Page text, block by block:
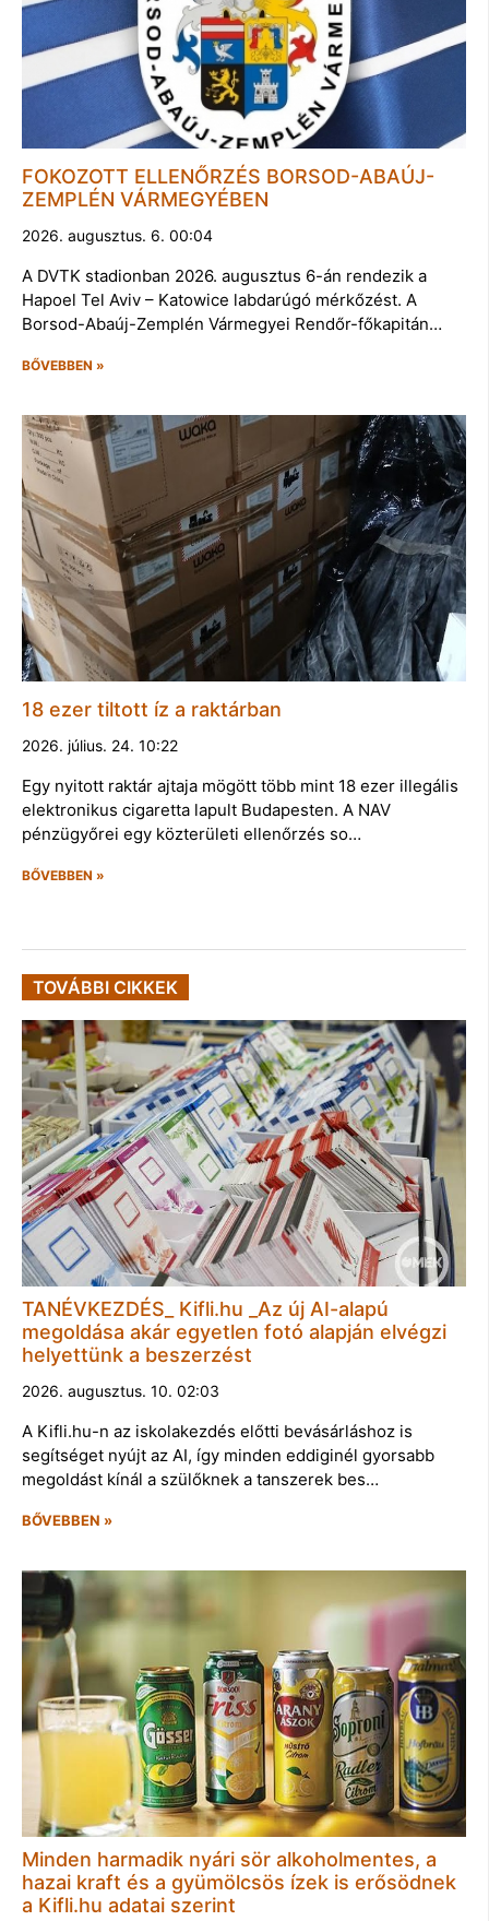
FOKOZOTT ELLENŐRZÉS BORSOD-ABAÚJ-
ZEMPLÉN VÁRMEGYÉBEN
2026. augusztus. 6. 00:04
A DVTK stadionban 2026. augusztus 6-án rendezik a
Hapoel Tel Aviv – Katowice labdarúgó mérkőzést. A
Borsod-Abaúj-Zemplén Vármegyei Rendőr-főkapitán…
BŐVEBBEN »
18 ezer tiltott íz a raktárban
2026. július. 24. 10:22
Egy nyitott raktár ajtaja mögött több mint 18 ezer illegális
elektronikus cigaretta lapult Budapesten. A NAV
pénzügyőrei egy közterületi ellenőrzés so…
BŐVEBBEN »
TOVÁBBI CIKKEK
TANÉVKEZDÉS_ Kifli.hu _Az új AI-alapú
megoldása akár egyetlen fotó alapján elvégzi
helyettünk a beszerzést
2026. augusztus. 10. 02:03
A Kifli.hu-n az iskolakezdés előtti bevásárláshoz is
segítséget nyújt az AI, így minden eddiginél gyorsabb
megoldást kínál a szülőknek a tanszerek bes…
BŐVEBBEN »
Minden harmadik nyári sör alkoholmentes, a
hazai kraft és a gyümölcsös ízek is erősödnek
a Kifli.hu adatai szerint